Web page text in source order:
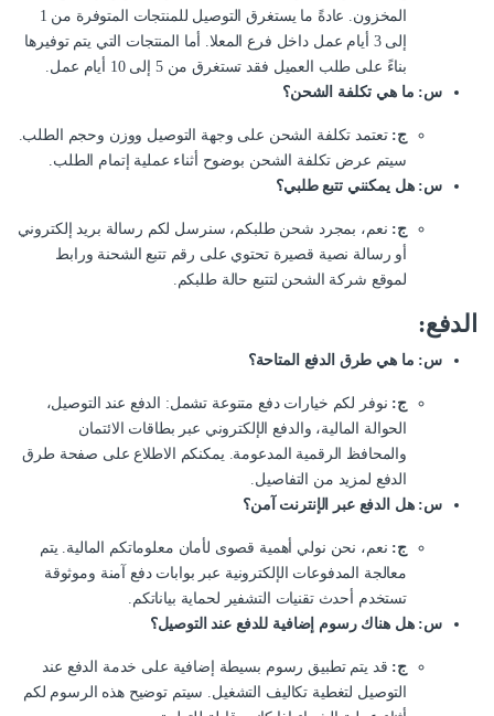
المخزون. عادةً ما يستغرق التوصيل للمنتجات المتوفرة من 1
إلى 3 أيام عمل داخل فرع المعلا. أما المنتجات التي يتم توفيرها
بناءً على طلب العميل فقد تستغرق من 5 إلى 10 أيام عمل.
س: ما هي تكلفة الشحن؟
ج: تعتمد تكلفة الشحن على وجهة التوصيل ووزن وحجم الطلب.
سيتم عرض تكلفة الشحن بوضوح أثناء عملية إتمام الطلب.
س: هل يمكنني تتبع طلبي؟
ج: نعم، بمجرد شحن طلبكم، سنرسل لكم رسالة بريد إلكتروني
أو رسالة نصية قصيرة تحتوي على رقم تتبع الشحنة ورابط
لموقع شركة الشحن لتتبع حالة طلبكم.
الدفع:
س: ما هي طرق الدفع المتاحة؟
ج: نوفر لكم خيارات دفع متنوعة تشمل: الدفع عند التوصيل،
الحوالة المالية، والدفع الإلكتروني عبر بطاقات الائتمان
والمحافظ الرقمية المدعومة. يمكنكم الاطلاع على صفحة طرق
الدفع لمزيد من التفاصيل.
س: هل الدفع عبر الإنترنت آمن؟
ج: نعم، نحن نولي أهمية قصوى لأمان معلوماتكم المالية. يتم
معالجة المدفوعات الإلكترونية عبر بوابات دفع آمنة وموثوقة
تستخدم أحدث تقنيات التشفير لحماية بياناتكم.
س: هل هناك رسوم إضافية للدفع عند التوصيل؟
ج: قد يتم تطبيق رسوم بسيطة إضافية على خدمة الدفع عند
التوصيل لتغطية تكاليف التشغيل. سيتم توضيح هذه الرسوم لكم